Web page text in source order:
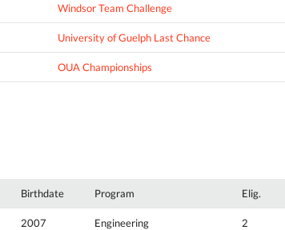
Windsor Team Challenge
University of Guelph Last Chance
OUA Championships
Birthdate Program Elig.
2007 Engineering 2